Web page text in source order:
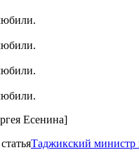
Есенина]
Таджикский министр